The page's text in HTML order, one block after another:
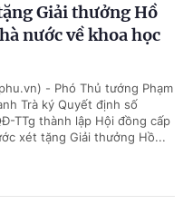
Giải thưởng Hồ
nước về khoa học
- Phó Thủ tướng Phạm
Trà ký Quyết định số
TTg thành lập Hội đồng cấp
xét tặng Giải thưởng Hồ...